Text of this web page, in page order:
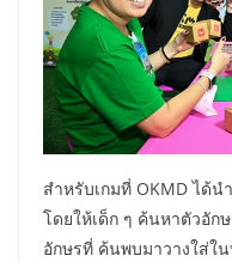
สำหรับเกมที่ OKMD ได้น
โดยให้เด็ก ๆ ค้นหาตัวอั
อักษรที่ ค้นพบมาวางใส่ใ